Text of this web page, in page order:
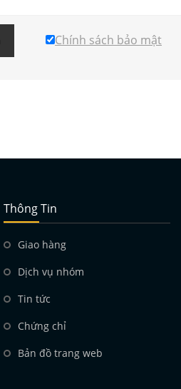
Chính sách bảo mật
Thông Tin
Giao hàng
Dịch vụ nhóm
Tin tức
Chứng chỉ
Bản đồ trang web